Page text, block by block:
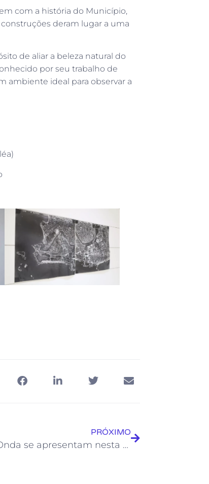
com a história do Município,
deram lugar a uma
de aliar a beleza natural do
por seu trabalho de
ambiente ideal para observar a
PRÓXIMO
Alunos da Onda se apresentam nesta quinta, 18, no Teatro Joel Barcellos